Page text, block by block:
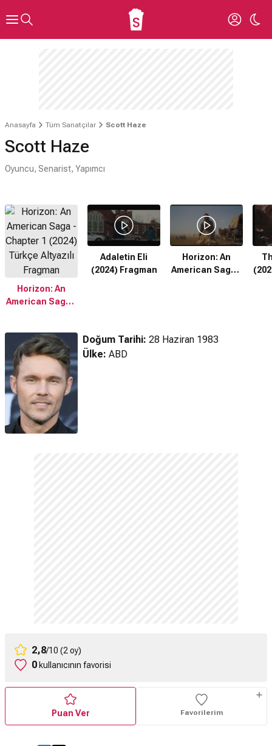
Anasayfa Tüm Sanatçılar Scott Haze
Scott Haze
Oyuncu, Senarist, Yapımcı
Horizon: An
American Saga -
Fragman
Adaletin Eli
(2024) Fragman
Horizon: An
American Saga -
Doğum Tarihi: 28 Haziran 1983
Ülke: ABD
2,8/10 (2 oy)
0kullanıcının favorisi
Puan Ver Favorilerim